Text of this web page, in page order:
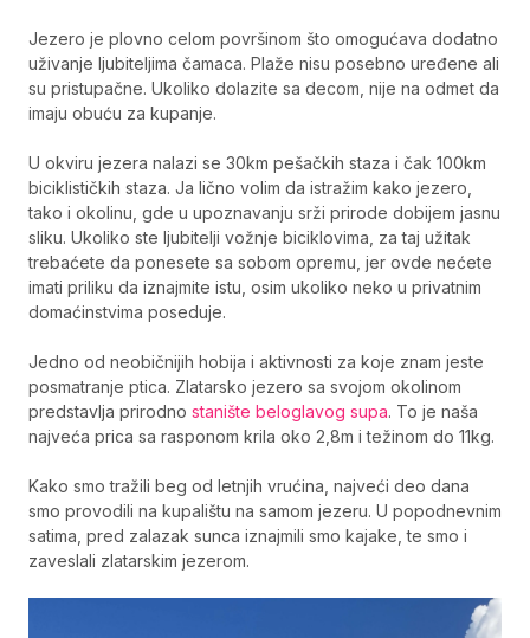
Jezero je plovno celom površinom što omogućava dodatno
uživanje ljubiteljima čamaca. Plaže nisu posebno uređene ali
su pristupačne. Ukoliko dolazite sa decom, nije na odmet da
imaju obuću za kupanje.
U okviru jezera nalazi se 30km pešačkih staza i čak 100km
biciklističkih staza. Ja lično volim da istražim kako jezero,
tako i okolinu, gde u upoznavanju srži prirode dobijem jasnu
sliku. Ukoliko ste ljubitelji vožnje biciklovima, za taj užitak
trebaćete da ponesete sa sobom opremu, jer ovde nećete
imati priliku da iznajmite istu, osim ukoliko neko u privatnim
domaćinstvima poseduje.
Jedno od neobičnijih hobija i aktivnosti za koje znam jeste
posmatranje ptica. Zlatarsko jezero sa svojom okolinom
predstavlja prirodno stanište beloglavog supa. To je naša
najveća prica sa rasponom krila oko 2,8m i težinom do 11kg.
Kako smo tražili beg od letnjih vrućina, najveći deo dana
smo provodili na kupalištu na samom jezeru. U popodnevnim
satima, pred zalazak sunca iznajmili smo kajake, te smo i
zaveslali zlatarskim jezerom.